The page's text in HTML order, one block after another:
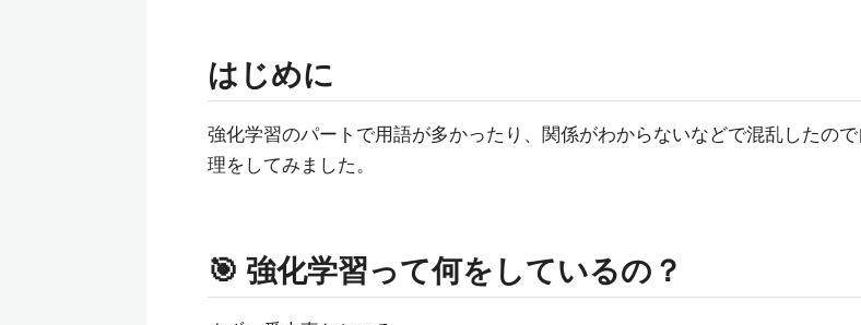
はじめに
強化学習のパートで用語が多かったり、関係がわからないなどで混乱したの
理をしてみました。
🎯 強化学習って何をしているの？